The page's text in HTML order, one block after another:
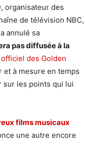
organisateur des
de télévision NBC,
annulé sa
pas diffusée à la
des Golden
à mesure en temps
sur les points qui lui
films musicaux
une autre encore